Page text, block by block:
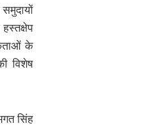
के
विशेष
सिंह